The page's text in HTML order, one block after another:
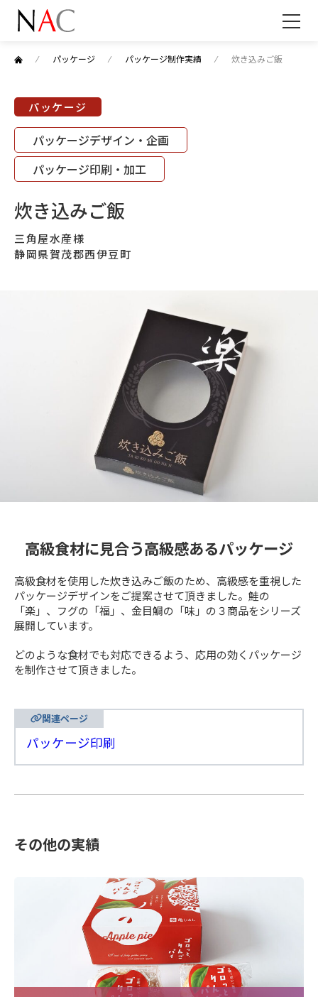
⁄ パッケージ ⁄ パッケージ制作実績 ⁄ 炊き込みご飯
パッケージ
パッケージデザイン・企画
パッケージ印刷・加工
炊き込みご飯
三角屋水産様
静岡県賀茂郡西伊豆町
高級食材に見合う高級感あるパッケージ
高級食材を使用した炊き込みご飯のため、高級感を重視した
パッケージデザインをご提案させて頂きました。鮭の
「楽」、フグの「福」、金目鯛の「味」の３商品をシリーズ
展開しています。
どのような食材でも対応できるよう、応用の効くパッケージ
を制作させて頂きました。
関連ページ
パッケージ印刷
その他の実績